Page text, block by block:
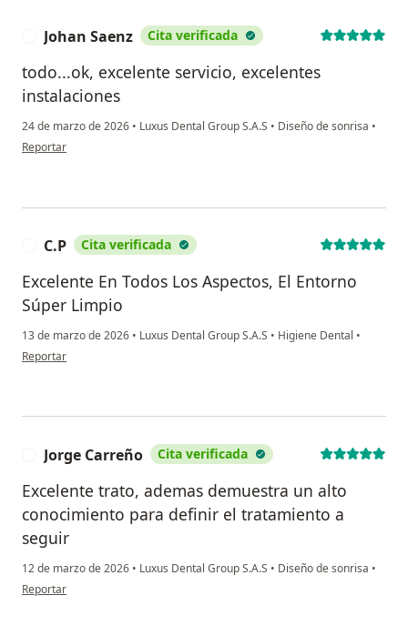
Johan Saenz Cita verificada
todo...ok, excelente servicio, excelentes
instalaciones
24 de marzo de 2026 • Luxus Dental Group S.A.S • Diseño de sonrisa •
en opinión del usuario Johan Saenz
Reportar
C.P Cita verificada
Excelente En Todos Los Aspectos, El Entorno
Súper Limpio
13 de marzo de 2026 • Luxus Dental Group S.A.S • Higiene Dental •
en opinión del usuario C.P
Reportar
Jorge Carreño Cita verificada
Excelente trato, ademas demuestra un alto
conocimiento para definir el tratamiento a
seguir
12 de marzo de 2026 • Luxus Dental Group S.A.S • Diseño de sonrisa •
en opinión del usuario Jorge Carreño
Reportar